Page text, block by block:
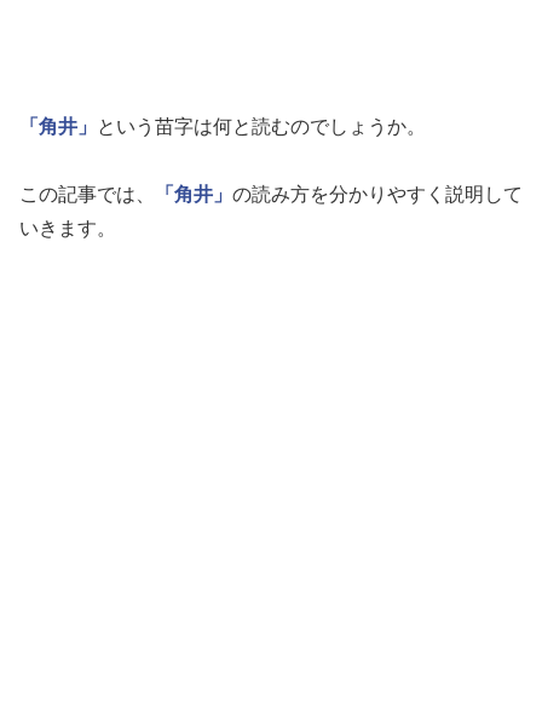
「角井」 という苗字は何と読むのでしょうか。
この記事では、 「角井」 の読み方を分かりやすく説明して
いきます。